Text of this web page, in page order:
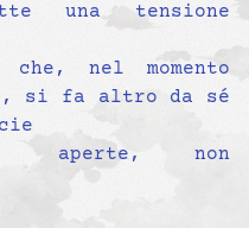
una tensione
nel momento
si fa altro da sé
aperte, non